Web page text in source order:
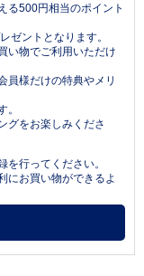
る500円相当のポイント
ゼントとなります。
い物でご利用いただけ
員様だけの特典やメリ
。
グをお楽しみくださ
行ってください。
にお買い物ができるよ